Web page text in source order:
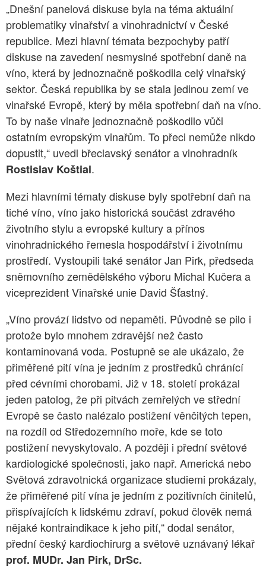
„Dnešní panelová diskuse byla na téma aktuální
problematiky vinařství a vinohradnictví v České
republice. Mezi hlavní témata bezpochyby patří
diskuse na zavedení nesmyslné spotřební daně na
víno, která by jednoznačně poškodila celý vinařský
sektor. Česká republika by se stala jedinou zemí ve
vinařské Evropě, který by měla spotřební daň na víno.
To by naše vinaře jednoznačně poškodilo vůči
ostatním evropským vinařům. To přeci nemůže nikdo
dopustit,“ uvedl břeclavský senátor a vinohradník
Rostislav Koštial.
Mezi hlavními tématy diskuse byly spotřební daň na
tiché víno, víno jako historická součást zdravého
životního stylu a evropské kultury a přínos
vinohradnického řemesla hospodářství i životnímu
prostředí. Vystoupili také senátor Jan Pirk, předseda
sněmovního zemědělského výboru Michal Kučera a
viceprezident Vinařské unie David Šťastný.
„Víno provází lidstvo od nepaměti. Původně se pilo i
protože bylo mnohem zdravější než často
kontaminovaná voda. Postupně se ale ukázalo, že
přiměřené pití vína je jedním z prostředků chránící
před cévními chorobami. Již v 18. století prokázal
jeden patolog, že při pitvách zemřelých ve střední
Evropě se často nalézalo postižení věnčitých tepen,
na rozdíl od Středozemního moře, kde se toto
postižení nevyskytovalo. A později i přední světové
kardiologické společnosti, jako např. Americká nebo
Světová zdravotnická organizace studiemi prokázaly,
že přiměřené pití vína je jedním z pozitivních činitelů,
přispívajících k lidskému zdraví, pokud člověk nemá
nějaké kontraindikace k jeho pití,“ dodal senátor,
přední český kardiochirurg a světově uznávaný lékař
prof. MUDr. Jan Pirk, DrSc.